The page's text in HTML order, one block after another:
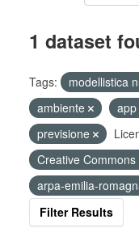
1 dataset
Tags: modellistica
ambiente
app
previsione
Creative Commons
arpa-emilia-
Filter Results